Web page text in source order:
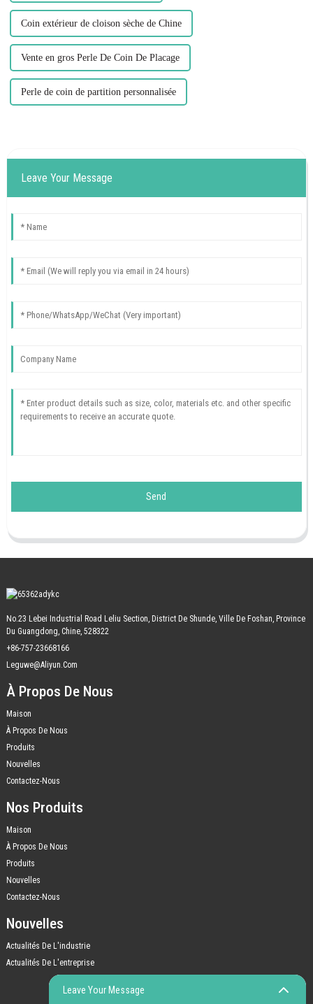
Coin extérieur de cloison sèche de Chine
Vente en gros Perle De Coin De Placage
Perle de coin de partition personnalisée
Leave Your Message
Send
No.23 Lebei Industrial Road Leliu Section, District De Shunde, Ville De Foshan, Province
Du Guangdong, Chine, 528322
+86-757-23668166
Leguwe@aliyun.com
À Propos De Nous
Maison
À Propos De Nous
Produits
Nouvelles
Contactez-Nous
Nos Produits
Maison
À Propos De Nous
Produits
Nouvelles
Contactez-Nous
Nouvelles
Actualités De L'industrie
Actualités De L'entreprise
Leave Your Message